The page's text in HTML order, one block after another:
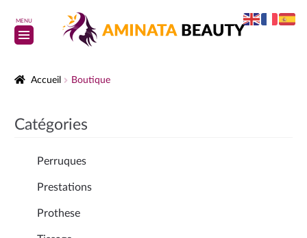
MENU
Accueil Boutique
Catégories
Perruques
Prestations
Prothese